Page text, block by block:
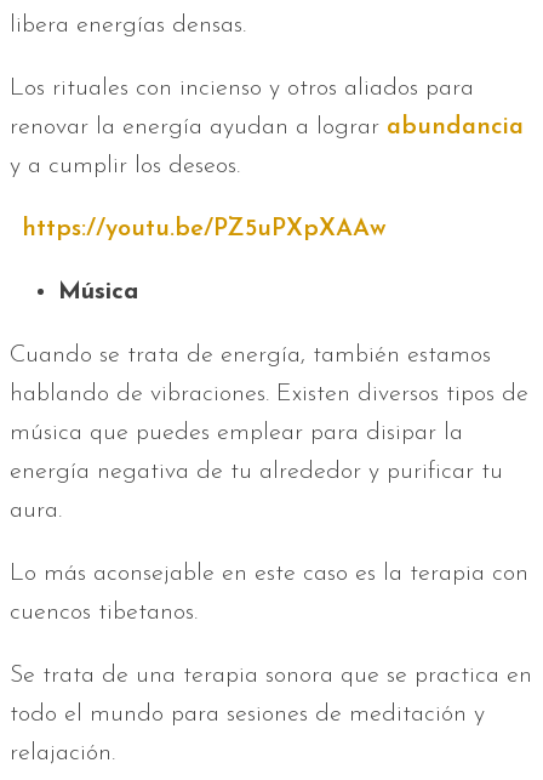
libera energías densas.
Los rituales con incienso y otros aliados para
renovar la energía ayudan a lograr abundancia
y a cumplir los deseos.
https://youtu.be/PZ5uPXpXAAw
Música
Cuando se trata de energía, también estamos
hablando de vibraciones. Existen diversos tipos de
música que puedes emplear para disipar la
energía negativa de tu alrededor y purificar tu
aura.
Lo más aconsejable en este caso es la terapia con
cuencos tibetanos.
Se trata de una terapia sonora que se practica en
todo el mundo para sesiones de meditación y
relajación.